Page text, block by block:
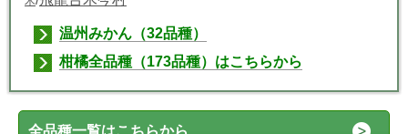
温州みかん（32品種）
柑橘全品種（173品種）はこちらから